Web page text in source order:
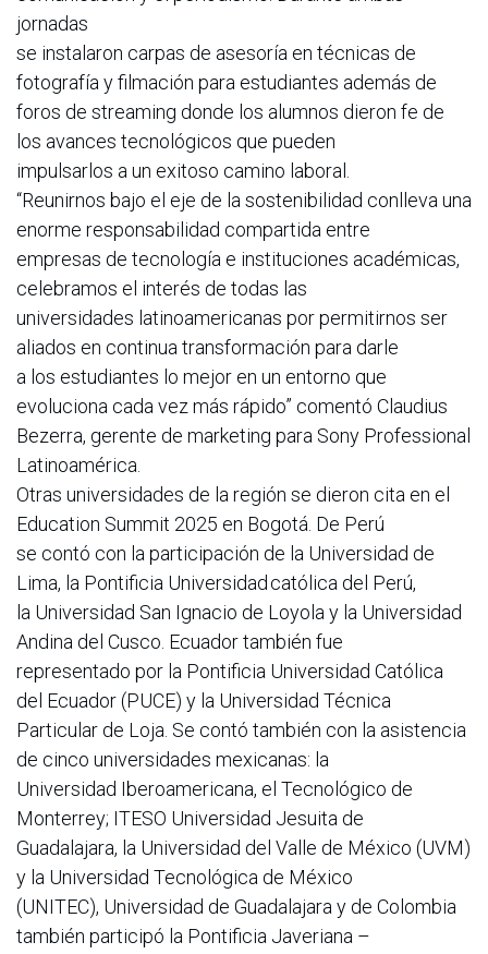
jornadas
se instalaron carpas de asesoría en técnicas de
fotografía y filmación para estudiantes además de
foros de streaming donde los alumnos dieron fe de
los avances tecnológicos que pueden
impulsarlos a un exitoso camino laboral.
“Reunirnos bajo el eje de la sostenibilidad conlleva una
enorme responsabilidad compartida entre
empresas de tecnología e instituciones académicas,
celebramos el interés de todas las
universidades latinoamericanas por permitirnos ser
aliados en continua transformación para darle
a los estudiantes lo mejor en un entorno que
evoluciona cada vez más rápido” comentó Claudius
Bezerra, gerente de marketing para Sony Professional
Latinoamérica.
Otras universidades de la región se dieron cita en el
Education Summit 2025 en Bogotá. De Perú
se contó con la participación de la Universidad de
Lima, la Pontificia Universidad católica del Perú,
la Universidad San Ignacio de Loyola y la Universidad
Andina del Cusco. Ecuador también fue
representado por la Pontificia Universidad Católica
del Ecuador (PUCE) y la Universidad Técnica
Particular de Loja. Se contó también con la asistencia
de cinco universidades mexicanas: la
Universidad Iberoamericana, el Tecnológico de
Monterrey; ITESO Universidad Jesuita de
Guadalajara, la Universidad del Valle de México (UVM)
y la Universidad Tecnológica de México
(UNITEC), Universidad de Guadalajara y de Colombia
también participó la Pontificia Javeriana –